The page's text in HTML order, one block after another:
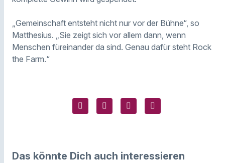
„Gemeinschaft entsteht nicht nur vor der Bühne“, so
Matthesius. „Sie zeigt sich vor allem dann, wenn
Menschen füreinander da sind. Genau dafür steht Rock
the Farm.“
Das könnte Dich auch interessieren